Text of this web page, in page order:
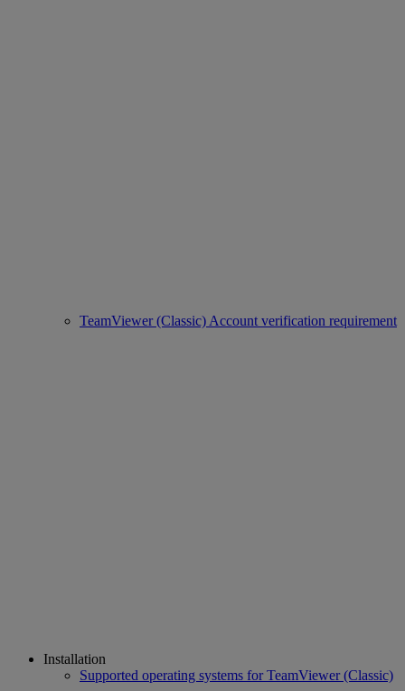
TeamViewer (Classic) Account verification requirement
Installation
Supported operating systems for TeamViewer (Classic)